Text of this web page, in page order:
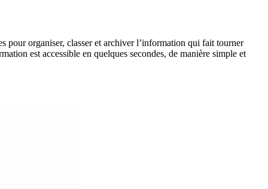
pour organiser, classer et archiver l’information qui fait tourner
est accessible en quelques secondes, de manière simple et